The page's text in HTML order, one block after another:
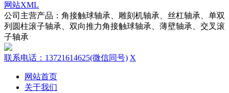
网站XML
公司主营产品：角接触球轴承、雕刻机轴承、丝杠轴承、单双
列圆柱滚子轴承、双向推力角接触球轴承、薄壁轴承、交叉滚
子轴承
联系电话：13721614625(微信同号) X
网站首页
关于我们